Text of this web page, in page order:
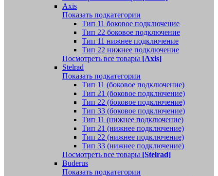
Axis
Показать подкатегории
Тип 11 боковое подключение
Тип 22 боковое подключение
Тип 11 нижнее подключение
Тип 22 нижнее подключение
Посмотреть все товары [Axis]
Stelrad
Показать подкатегории
Tип 11 (боковое подключение)
Тип 21 (боковое подключение)
Тип 22 (боковое подключение)
Тип 33 (боковое подключение)
Тип 11 (нижнее подключение)
Тип 21 (нижнее подключение)
Тип 22 (нижнее подключение)
Тип 33 (нижнее подключение)
Посмотреть все товары [Stelrad]
Buderus
Показать подкатегории